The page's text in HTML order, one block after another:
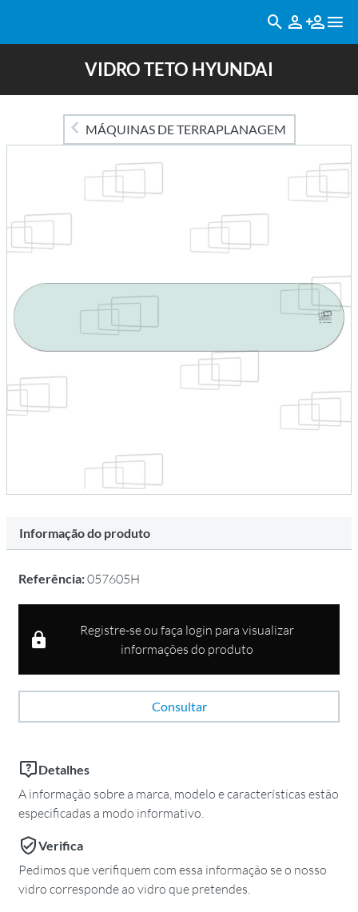
VIDRO TETO HYUNDAI
MÁQUINAS DE TERRAPLANAGEM
Informação do produto
Referência:057605H
Registre-se ou faça login para visualizar
informações do produto
Consultar
Detalhes
A informação sobre a marca, modelo e características estão
especificadas a modo informativo.
Verifica
Pedimos que verifiquem com essa informação se o nosso
vidro corresponde ao vidro que pretendes.